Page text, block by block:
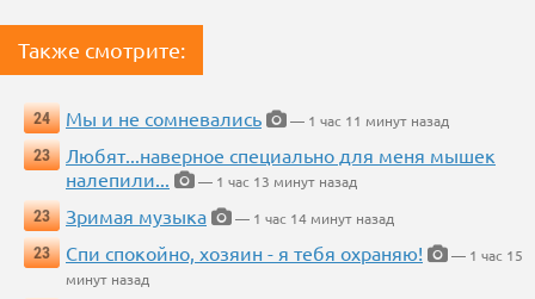
Также смотрите:
24 Мы и не сомневались
— 1 час 11 минут назад
23
Любят...наверное специально для меня мышек
налепили...
— 1 час 13 минут назад
23
Зримая музыка
— 1 час 14 минут назад
23
Спи спокойно, хозяин - я тебя охраняю!
— 1 час 15
минут назад